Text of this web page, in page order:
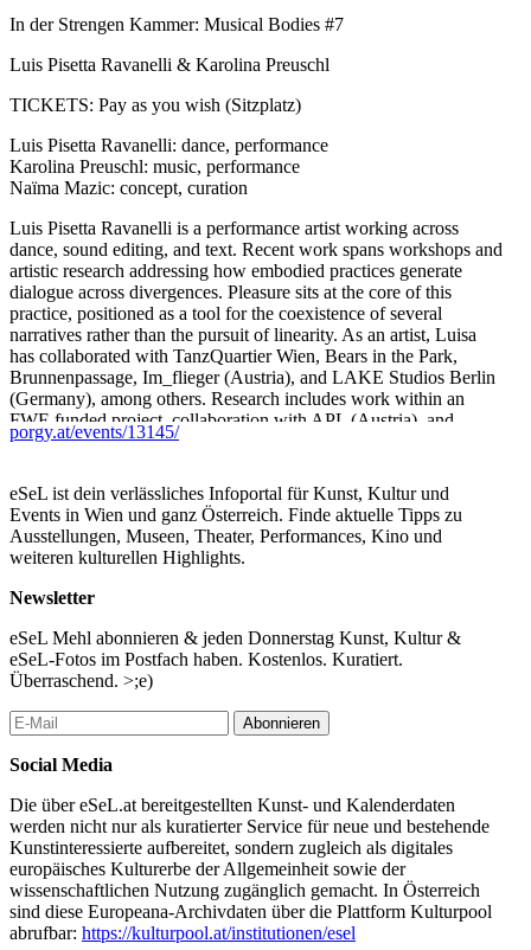
In der Strengen Kammer: Musical Bodies #7
Luis Pisetta Ravanelli & Karolina Preuschl
TICKETS: Pay as you wish (Sitzplatz)
Luis Pisetta Ravanelli: dance, performance
Karolina Preuschl: music, performance
Naïma Mazic: concept, curation
Luis Pisetta Ravanelli is a performance artist working across
dance, sound editing, and text. Recent work spans workshops and
artistic research addressing how embodied practices generate
dialogue across divergences. Pleasure sits at the core of this
practice, positioned as a tool for the coexistence of several
narratives rather than the pursuit of linearity. As an artist, Luisa
has collaborated with TanzQuartier Wien, Bears in the Park,
Brunnenpassage, Im_flieger (Austria), and LAKE Studios Berlin
(Germany), among others. Research includes work within an
FWF-funded project, collaboration with APL (Austria), and
publishing activity with Nero Editions (Italy). Alongside
performance and music.
Karo Preuschls Performances sind roh, gewitzt und voller
Überraschungen. Der verspielte Punk am Modularen Synthesizer
improvisiert mit Electronics, Noise und Stimmexperimenten an
den Rändern des Frequenzspektrums. Karo Preuschl, geboren
1991, lebt und arbeitet als bildende Künstlerin und Musikerin in
Wien. Sie studierte Kontextuelle Malerei an der Akademie der
bildenden Künste in Wien und ist in den Bereichen
zeitgenössische, experimentelle und elektronische Musik, Text
und Zeichnung sowie am Theater und vielen anderen
Kunstprojekten tätig. (Carolina Nöbauer)
In meiner Arbeit befasse ich mich vordergründig mit der
Fusionierung performativer und klanglicher Elemente durch den
Einsatz eines analogen Synthesizers in Kombination mit meiner
Stimme als Werkzeug, um einerseits selbstverfasste Texte zu
interpretieren, um Bedeutungen und Deutungen zu morphen bzw.
mittels Umleitungen in neue Gefilde zu locken und andererseits
lautmalerisch organische, experimentelle Sounds zu erzeugen, um
mit Hilfe des Ausdrucks einen Zugang zur Empfindung zu
generieren. (Karolina Preuschl)
porgy.at/events/13145/
eSeL ist dein verlässliches Infoportal für Kunst, Kultur und
Events in Wien und ganz Österreich. Finde aktuelle Tipps zu
Ausstellungen, Museen, Theater, Performances, Kino und
weiteren kulturellen Highlights.
Newsletter
eSeL Mehl abonnieren & jeden Donnerstag Kunst, Kultur &
eSeL-Fotos im Postfach haben. Kostenlos. Kuratiert.
Überraschend. >;e)
Abonnieren
Social Media
Die über eSeL.at bereitgestellten Kunst- und Kalenderdaten
werden nicht nur als kuratierter Service für neue und bestehende
Kunstinteressierte aufbereitet, sondern zugleich als digitales
europäisches Kulturerbe der Allgemeinheit sowie der
wissenschaftlichen Nutzung zugänglich gemacht. In Österreich
sind diese Europeana-Archivdaten über die Plattform Kulturpool
abrufbar: https://kulturpool.at/institutionen/esel